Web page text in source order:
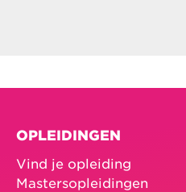
OPLEIDINGEN
Vind je opleiding
Mastersopleidingen